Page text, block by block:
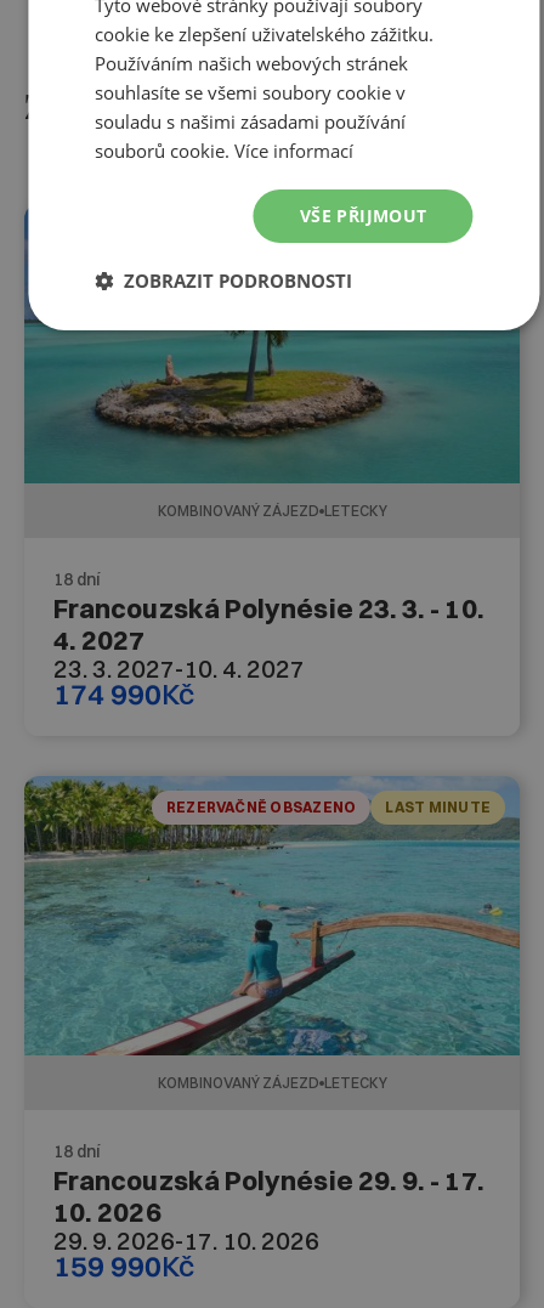
Zájezdy do této destinace
KOMBINOVANÝ ZÁJEZD LETECKY
18 dní
Francouzská Polynésie 23. 3. - 10.
4. 2027
23. 3. 2027-10. 4. 2027
174 990Kč
REZERVAČNĚ OBSAZENO LAST MINUTE
KOMBINOVANÝ ZÁJEZD LETECKY
18 dní
Francouzská Polynésie 29. 9. - 17.
10. 2026
29. 9. 2026-17. 10. 2026
159 990Kč
cookie ke zlepšení uživatelského zážitku.
Používáním našich webových stránek
souhlasíte se všemi soubory cookie v
souladu s našimi zásadami používání
souborů cookie.Více informací
VŠE PŘIJMOUT
ZOBRAZIT PODROBNOSTI